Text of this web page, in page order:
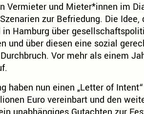
Vermieter und Mieter*innen im
zur Befriedung. Die Idee,
Hamburg über
und über diesen eine sozial
Vor mehr als einem
haben nun einen „Letter of
Euro vereinbart und den